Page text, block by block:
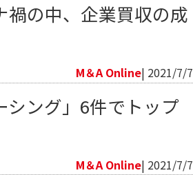
の中、企業買収の成
M＆A Online| 2021/7/7
ング」6件でトップ
M＆A Online| 2021/7/7